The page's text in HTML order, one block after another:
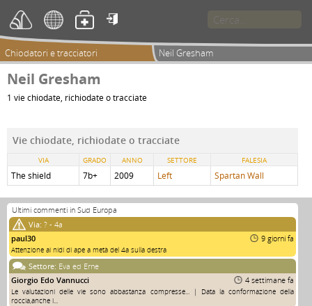

Chiodatori e tracciatori Neil Gresham
Neil Gresham
1 vie chiodate, richiodate o tracciate
Vie chiodate, richiodate o tracciate
VIA GRADO ANNO SETTORE FALESIA
The shield 7b+ 2009 Left Spartan Wall
Ultimi commenti in Sud Europa
Via: ? - 4a
paul30
9 giorni fa
Attenzione ai nidi di ape a metà del 4a sulla destra
Settore: Eva ed Erne
Giorgio Edo Vannucci
4 settimane fa
Le valutazioni delle vie sono abbastanza compresse... | Data la conformazione della
roccia,anche i...